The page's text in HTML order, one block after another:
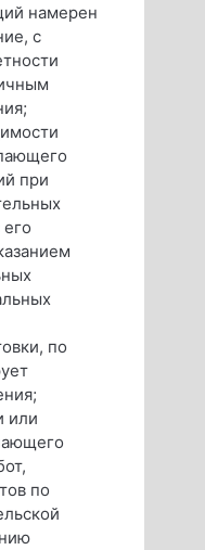
намерен
с
при
по
или
по